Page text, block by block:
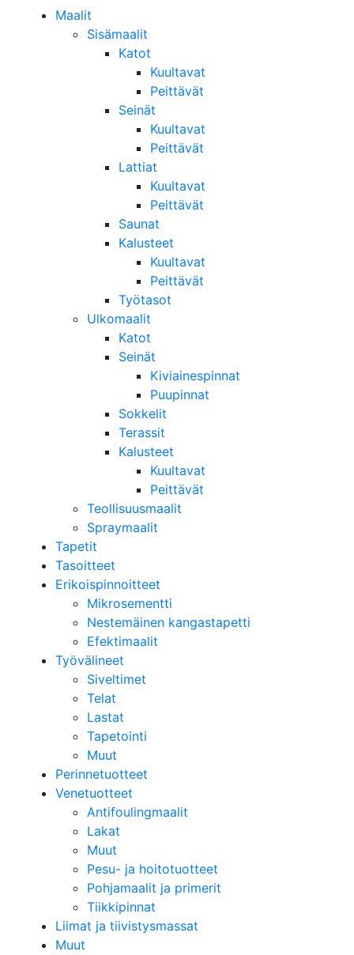
Maalit
Sisämaalit
Katot
Kuultavat
Peittävät
Seinät
Kuultavat
Peittävät
Lattiat
Kuultavat
Peittävät
Saunat
Kalusteet
Kuultavat
Peittävät
Työtasot
Ulkomaalit
Katot
Seinät
Kiviainespinnat
Puupinnat
Sokkelit
Terassit
Kalusteet
Kuultavat
Peittävät
Teollisuusmaalit
Spraymaalit
Tapetit
Tasoitteet
Erikoispinnoitteet
Mikrosementti
Nestemäinen kangastapetti
Efektimaalit
Työvälineet
Siveltimet
Telat
Lastat
Tapetointi
Muut
Perinnetuotteet
Venetuotteet
Antifoulingmaalit
Lakat
Muut
Pesu- ja hoitotuotteet
Pohjamaalit ja primerit
Tiikkipinnat
Liimat ja tiivistysmassat
Muut